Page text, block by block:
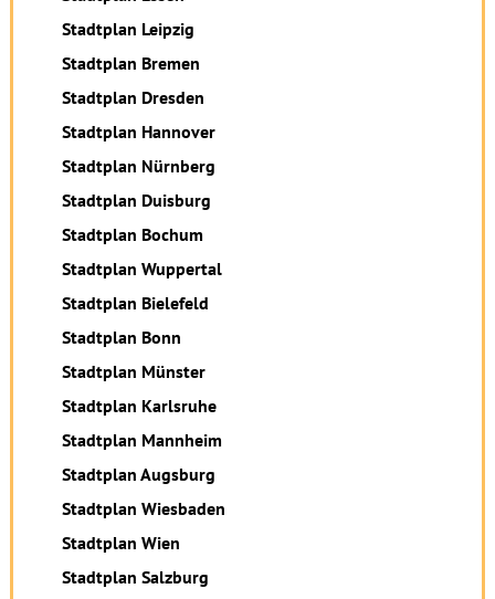
Stadtplan Leipzig
Stadtplan Bremen
Stadtplan Dresden
Stadtplan Hannover
Stadtplan Nürnberg
Stadtplan Duisburg
Stadtplan Bochum
Stadtplan Wuppertal
Stadtplan Bielefeld
Stadtplan Bonn
Stadtplan Münster
Stadtplan Karlsruhe
Stadtplan Mannheim
Stadtplan Augsburg
Stadtplan Wiesbaden
Stadtplan Wien
Stadtplan Salzburg